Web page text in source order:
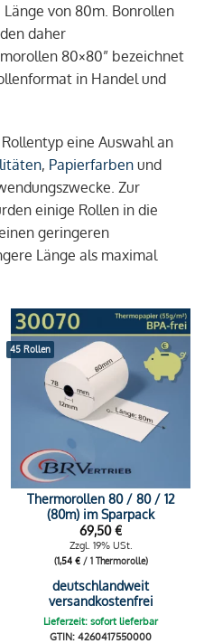
von 80m. Bonrollen
daher
80×80” bezeichnet
in Handel und
eine Auswahl an
, Papierfarben und
Zur
einige Rollen in die
geringeren
Länge als maximal
45 Rollen
Thermorollen 80 / 80 / 12
(80m) im Sparpack
69,50€
Zzgl. 19% USt.
(1,54 €/ 1 Thermorolle)
deutschlandweit
versandkostenfrei
Lieferzeit: sofort lieferbar
GTIN: 4260417550000